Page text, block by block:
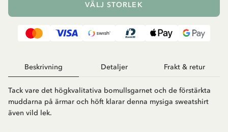
VÄLJ STORLEK
Beskrivning Detaljer Frakt & retur
Tack vare det högkvalitativa bomullsgarnet och de förstärkta
muddarna på ärmar och höft klarar denna mysiga sweatshirt
även vild lek.